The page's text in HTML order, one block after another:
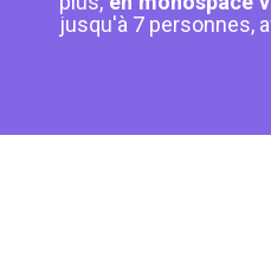
jusqu'à 7 personnes,